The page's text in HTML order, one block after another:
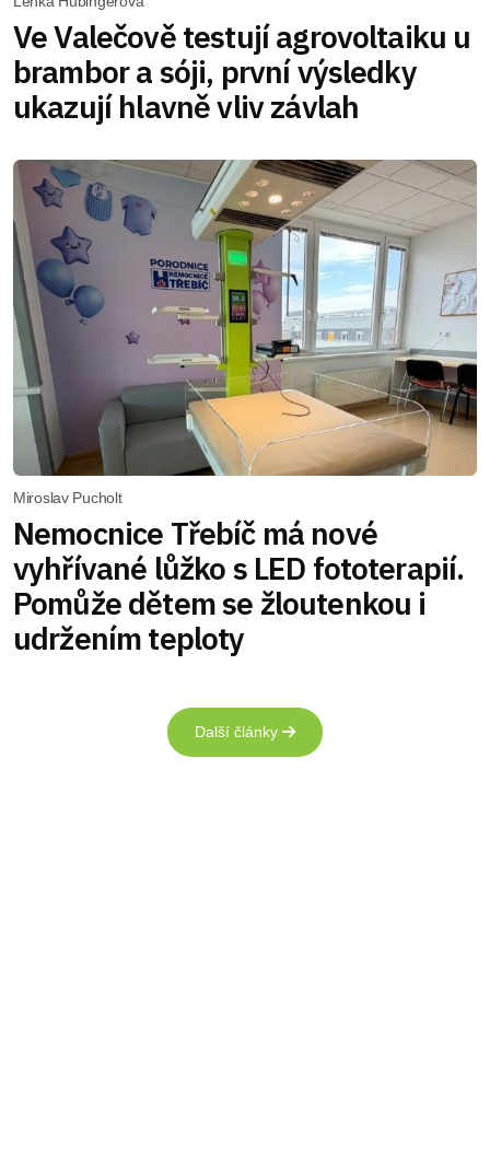
Ve Valečově testují agrovoltaiku u
brambor a sóji, první výsledky
ukazují hlavně vliv závlah
Miroslav Pucholt
Nemocnice Třebíč má nové
vyhřívané lůžko s LED fototerapií.
Pomůže dětem se žloutenkou i
udržením teploty
Další články